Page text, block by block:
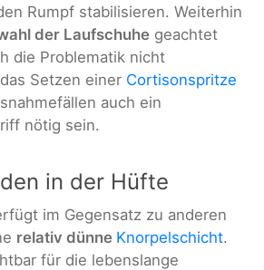
Rumpf stabilisieren. Weiterhin
der Laufschuhe geachtet
die Problematik nicht
Setzen einer Cortisonspritze
auch ein
nötig sein.
in der Hüfte
im Gegensatz zu anderen
relativ dünne Knorpelschicht.
für die lebenslange